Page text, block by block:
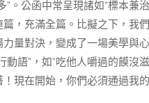
”。公函中常呈現諸如“標本兼
篇，充滿全篇。比擬之下，我
力量對決，變成了一場美學
動語”，如“吃他人嚼過的饃沒
現在開始，你們必須通過我